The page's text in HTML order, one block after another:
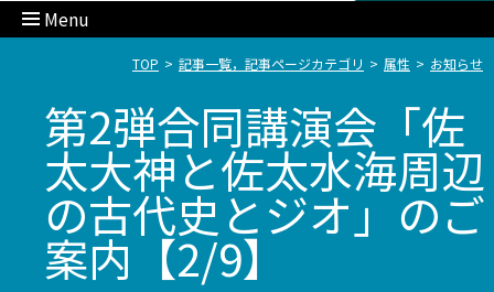
Menu
TOP 記事一覧，記事ページカテゴリ 属性 お知らせ
第2弾合同講演会「佐
太大神と佐太水海周辺
の古代史とジオ」のご
案内【2/9】